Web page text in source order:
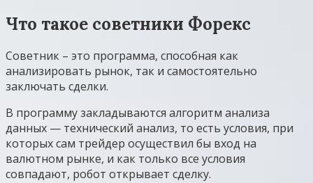
Что такое советники Форекс
Советник – это программа, способная как
анализировать рынок, так и самостоятельно
заключать сделки.
В программу закладываются алгоритм анализа
данных — технический анализ, то есть условия, при
которых сам трейдер осуществил бы вход на
валютном рынке, и как только все условия
совпадают, робот открывает сделку.